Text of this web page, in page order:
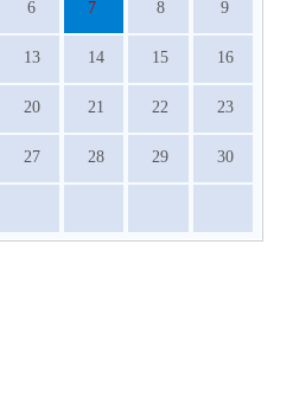
6 7 8 9
13 14 15 16
20 21 22 23
27 28 29 30